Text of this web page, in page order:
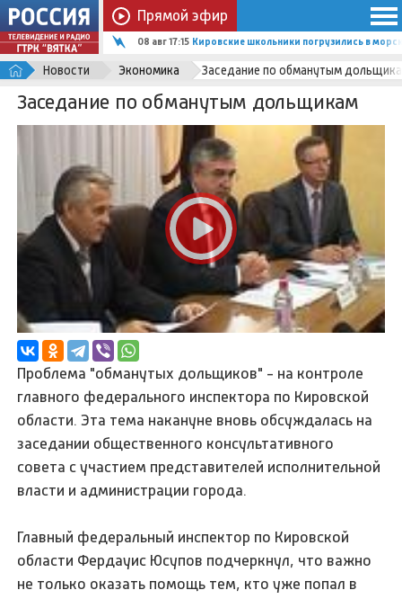
Прямой эфир
08 авг 17:15 Кировские школьники погрузились в
Новости Экономика Заседание по обманутым
Заседание по обманутым дольщикам
Проблема "обманутых дольщиков" - на контроле
главного федерального инспектора по Кировской
области. Эта тема накануне вновь обсуждалась на
заседании общественного консультативного
совета с участием представителей исполнительной
власти и администрации города.
Главный федеральный инспектор по Кировской
области Фердауис Юсупов подчеркнул, что важно
не только оказать помощь тем, кто уже попал в